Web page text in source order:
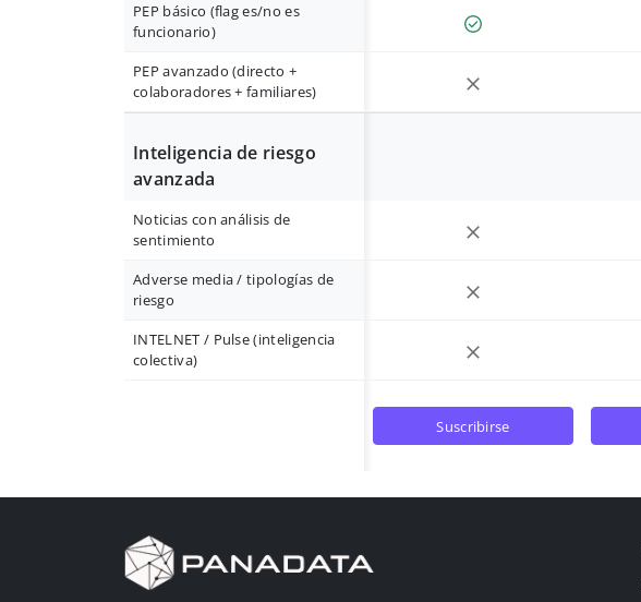
PEP básico (flag es/no es
funcionario)
PEP avanzado (directo +
colaboradores + familiares)
Inteligencia de riesgo
avanzada
Noticias con análisis de
sentimiento
Adverse media / tipologías de
riesgo
INTELNET / Pulse (inteligencia
colectiva)
suscribirse